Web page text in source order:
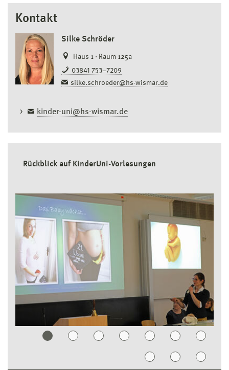
Kontakt
Silke Schröder
Haus 1 · Raum 125a
03841 753–7209
silke.schroeder@hs-wismar.de
kinder-uni@hs-wismar.de
Rückblick auf KinderUni-Vorlesungen